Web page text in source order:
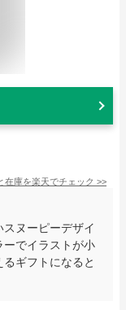
在庫を楽天でチェック >>
ヌーピーデザイ
ーでイラストが小
ギフトになると